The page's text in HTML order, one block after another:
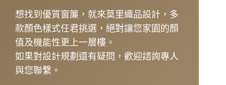
想找到優質窗簾，就來莫里織品設計，多
款顏色樣式任君挑選，絕對讓您家園的顏
值及機能性更上一層樓。
如果對設計規劃還有疑問，歡迎諮詢專人
與您聯繫。